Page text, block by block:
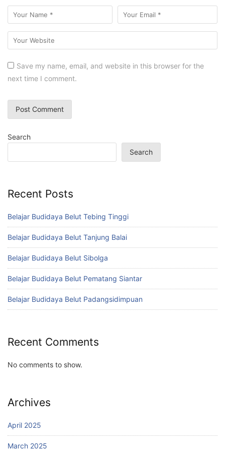
Save my name, email, and website in this browser for the
next time I comment.
Search
Search
Recent Posts
Belajar Budidaya Belut Tebing Tinggi
Belajar Budidaya Belut Tanjung Balai
Belajar Budidaya Belut Sibolga
Belajar Budidaya Belut Pematang Siantar
Belajar Budidaya Belut Padangsidimpuan
Recent Comments
No comments to show.
Archives
April 2025
March 2025